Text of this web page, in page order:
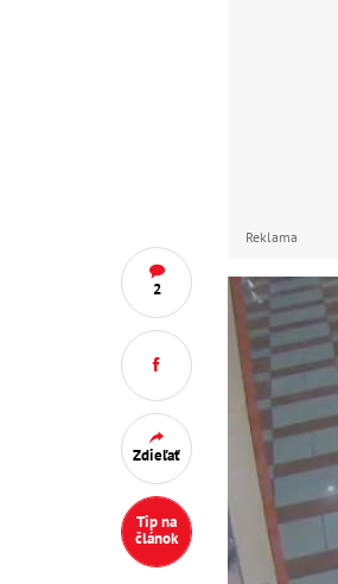
2
Zdieľať
Tip na
článok
Reklama